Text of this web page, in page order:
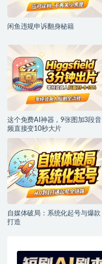
闲鱼违规申诉翻身秘籍
这个免费AI神器，9张图加3段音
频直接变10秒大片
自媒体破局：系统化起号与爆款
打造